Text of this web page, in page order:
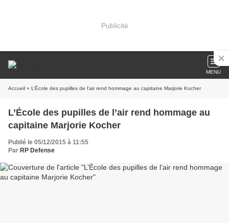
Publicité
MENU
Accueil » L’École des pupilles de l’air rend hommage au capitaine Marjorie Kocher
L’École des pupilles de l’air rend hommage au
capitaine Marjorie Kocher
Publié le 05/12/2015 à 11:55
Par RP Defense